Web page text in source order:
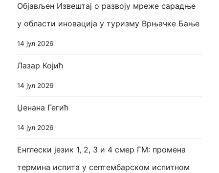
Објављен Извештај о развоју мреже сарадње
у области иновација у туризму Врњачке Бање
14 јул 2026
Лазар Којић
14 јул 2026
Џенана Гегић
14 јул 2026
Енглески језик 1, 2, 3 и 4 смер ГМ: промена
термина испита у септембарском испитном